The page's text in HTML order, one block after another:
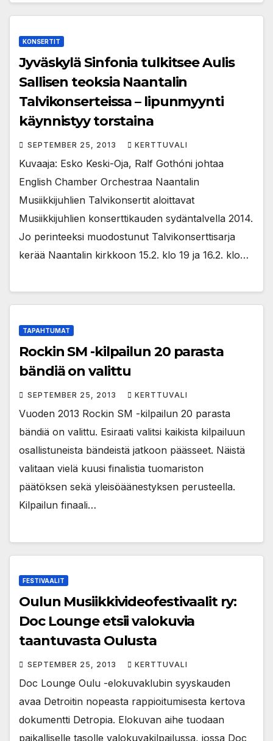
KONSERTIT
Jyväskylä Sinfonia tulkitsee Aulis
Sallisen teoksia Naantalin
Talvikonserteissa – lipunmyynti
käynnistyy torstaina
SEPTEMBER 25, 2013 KERTTUVALI
Kuvaaja: Esko Keski-Oja, Ralf Gothóni johtaa
English Chamber Orchestraa Naantalin
Musiikkijuhlien Talvikonsertit aloittavat
Musiikkijuhlien konserttikauden sydäntalvella 2014.
Jo perinteeksi muodostunut Talvikonserttisarja
kerää Naantalin kirkkoon 15.2. klo 19 ja 16.2. klo…
TAPAHTUMAT
Rockin SM -kilpailun 20 parasta
bändiä on valittu
SEPTEMBER 25, 2013 KERTTUVALI
Vuoden 2013 Rockin SM -kilpailun 20 parasta
bändiä on valittu. Esiraati valitsi kaikista kilpailuun
osallistuneista bändeistä jatkoon päässeet. Näistä
valitaan vielä kuusi finalistia tuomariston
päätöksen sekä yleisöäänestyksen perusteella.
Kilpailun finaali…
FESTIVAALIT
Oulun Musiikkivideofestivaalit ry:
Doc Lounge etsii valokuvia
taantuvasta Oulusta
SEPTEMBER 25, 2013 KERTTUVALI
Doc Lounge Oulu -elokuvaklubin syyskauden
avaa Detroitin nopeasta rappioitumisesta kertova
dokumentti Detropia. Elokuvan aihe tuodaan
paikalliselle tasolle valokuvakilpailussa, jossa Doc